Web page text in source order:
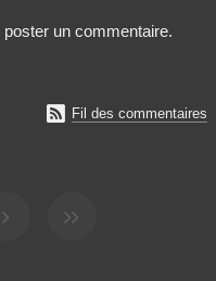
un commentaire.
 Fil des commentaires